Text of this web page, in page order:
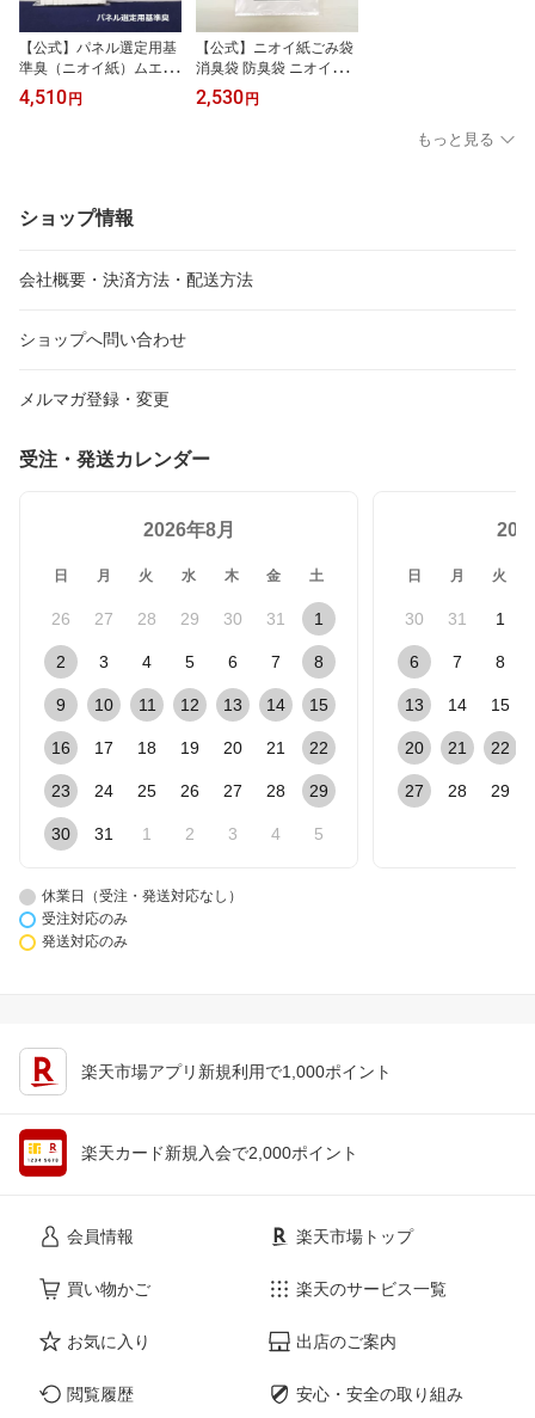
【公式】パネル選定用基
準臭（ニオイ紙）ムエッ
ト 試香紙 無臭 500本 嗅
覚 臭気判定士 試験 嗅覚
4,510 円
【公式】ニオイ紙ごみ袋
消臭袋 防臭袋 ニオイ紙
ゴミ袋 ニオイ漏れ 臭わ
ない 官能検査 ろ紙 臭気
2,530 円
もっと見る
ショップ情報
会社概要・決済方法・配送方法
ショップへ問い合わせ
メルマガ登録・変更
受注・発送カレンダー
2026年8月
日 月 火 水 木 金 土
26 27 28 29 30 31 1
2 3 4 5 6 7 8
9 10 11 12 13 14 15
16 17 18 19 20 21 22
23 24 25 26 27 28 29
30 31 1 2 3 4 5
日 月 火
30 31 1
6 7 8
13 14 15
20 21 22
27 28 29
休業日（受注・発送対応なし）
受注対応のみ
発送対応のみ
楽天市場アプリ新規利用で1,000ポイント
楽天カード新規入会で2,000ポイント
会員情報
買い物かご
お気に入り
閲覧履歴
楽天市場トップ
楽天のサービス一覧
出店のご案内
安心・安全の取り組み